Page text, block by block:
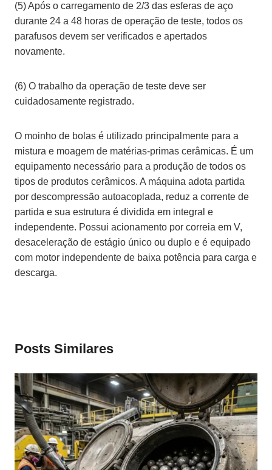
(5) Após o carregamento de 2/3 das esferas de aço
durante 24 a 48 horas de operação de teste, todos os
parafusos devem ser verificados e apertados
novamente.
(6) O trabalho da operação de teste deve ser
cuidadosamente registrado.
O moinho de bolas é utilizado principalmente para a
mistura e moagem de matérias-primas cerâmicas. É um
equipamento necessário para a produção de todos os
tipos de produtos cerâmicos. A máquina adota partida
por descompressão autoacoplada, reduz a corrente de
partida e sua estrutura é dividida em integral e
independente. Possui acionamento por correia em V,
desaceleração de estágio único ou duplo e é equipado
com motor independente de baixa potência para carga e
descarga.
Posts Similares